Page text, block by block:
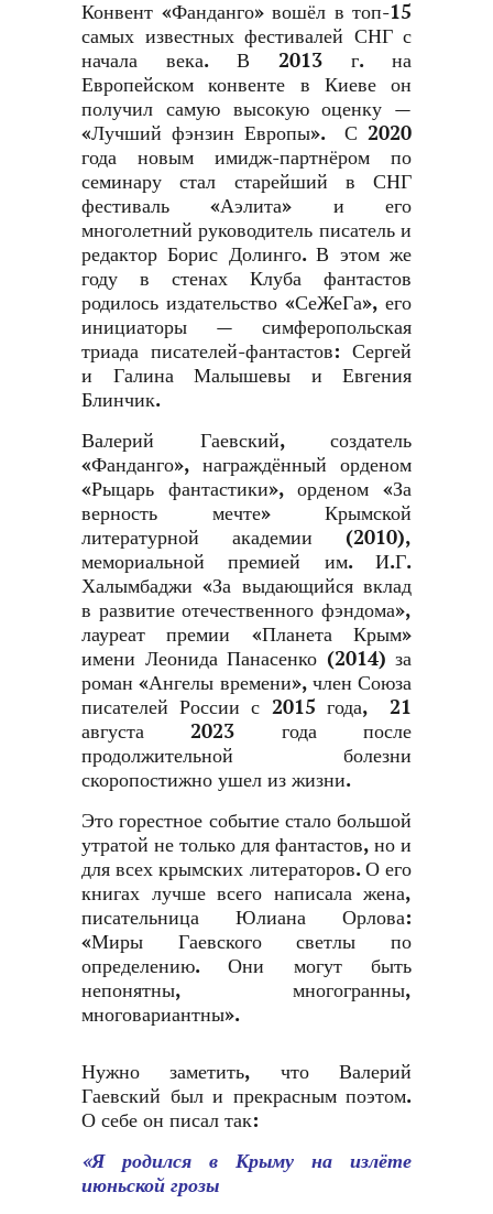
Конвент «Фанданго» вошёл в топ-15
самых известных фестивалей СНГ с
начала века. В 2013 г. на
Европейском конвенте в Киеве он
получил самую высокую оценку —
«Лучший фэнзин Европы». С 2020
года новым имидж-партнёром по
семинару стал старейший в СНГ
фестиваль «Аэлита» и его
многолетний руководитель писатель и
редактор Борис Долинго. В этом же
году в стенах Клуба фантастов
родилось издательство «СеЖеГа», его
инициаторы — симферопольская
триада писателей-фантастов: Сергей
и Галина Малышевы и Евгения
Блинчик.
Валерий Гаевский, создатель
«Фанданго», награждённый орденом
«Рыцарь фантастики», орденом «За
верность мечте» Крымской
литературной академии (2010),
мемориальной премией им. И.Г.
Халымбаджи «За выдающийся вклад
в развитие отечественного фэндома»,
лауреат премии «Планета Крым»
имени Леонида Панасенко (2014) за
роман «Ангелы времени», член Союза
писателей России с 2015 года, 21
августа 2023 года после
продолжительной болезни
скоропостижно ушел из жизни.
Это горестное событие стало большой
утратой не только для фантастов, но и
для всех крымских литераторов. О его
книгах лучше всего написала жена,
писательница Юлиана Орлова:
«Миры Гаевского светлы по
определению. Они могут быть
непонятны, многогранны,
многовариантны».
Нужно заметить, что Валерий
Гаевский был и прекрасным поэтом.
О себе он писал так:
«Я родился в Крыму на излёте
июньской грозы